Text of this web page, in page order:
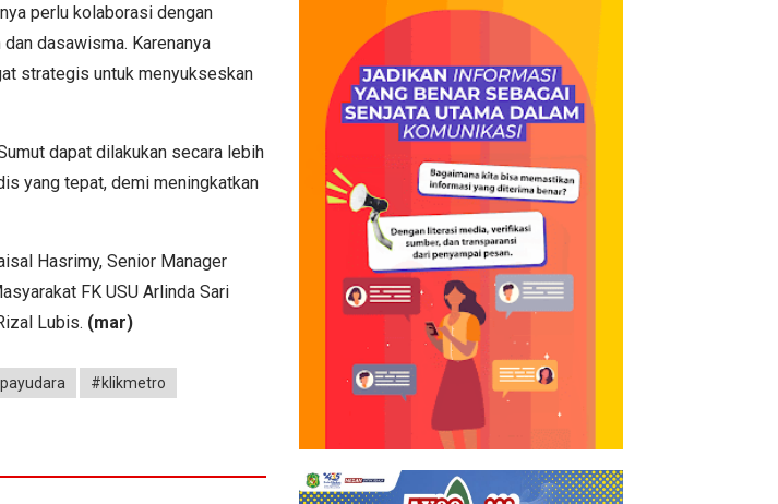
perlu kolaborasi dengan
dasawisma. Karenanya
strategis untuk menyukseskan
dapat dilakukan secara lebih
yang tepat, demi meningkatkan
Hasrimy, Senior Manager
FK USU Arlinda Sari
Lubis. (mar)
#klikmetro